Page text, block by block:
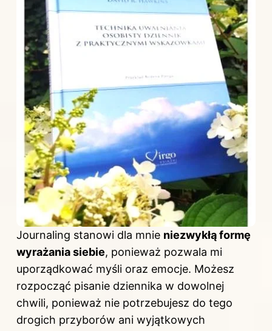
Journaling stanowi dla mnie niezwykłą formę
wyrażania siebie, ponieważ pozwala mi
uporządkować myśli oraz emocje. Możesz
rozpocząć pisanie dziennika w dowolnej
chwili, ponieważ nie potrzebujesz do tego
drogich przyborów ani wyjątkowych